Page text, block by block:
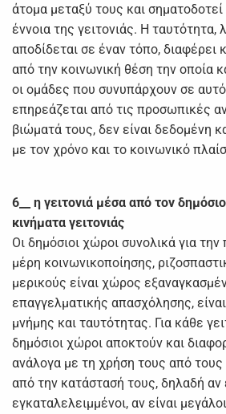
άτομα μεταξύ τους και
έννοια της γειτονιάς. Η ταυτότητα,
αποδίδεται σε έναν τόπο, διαφέρει
από την κοινωνική θέση την οποία
οι ομάδες που συνυπάρχουν σε
επηρεάζεται από τις προσωπικές
βιώματά τους, δεν είναι δεδομένη
με τον χρόνο και το κοινωνικό
6__ η γειτονιά μέσα από τον
κινήματα γειτονιάς
Οι δημόσιοι χώροι συνολικά για
μέρη κοινωνικοποίησης,
μερικούς είναι χώρος
επαγγελματικής απασχόλησης,
μνήμης και ταυτότητας. Για κάθε
δημόσιοι χώροι αποκτούν και
ανάλογα με τη χρήση τους από τους
από την κατάστασή τους, δηλαδή αν
εγκαταλελειμμένοι, αν είναι